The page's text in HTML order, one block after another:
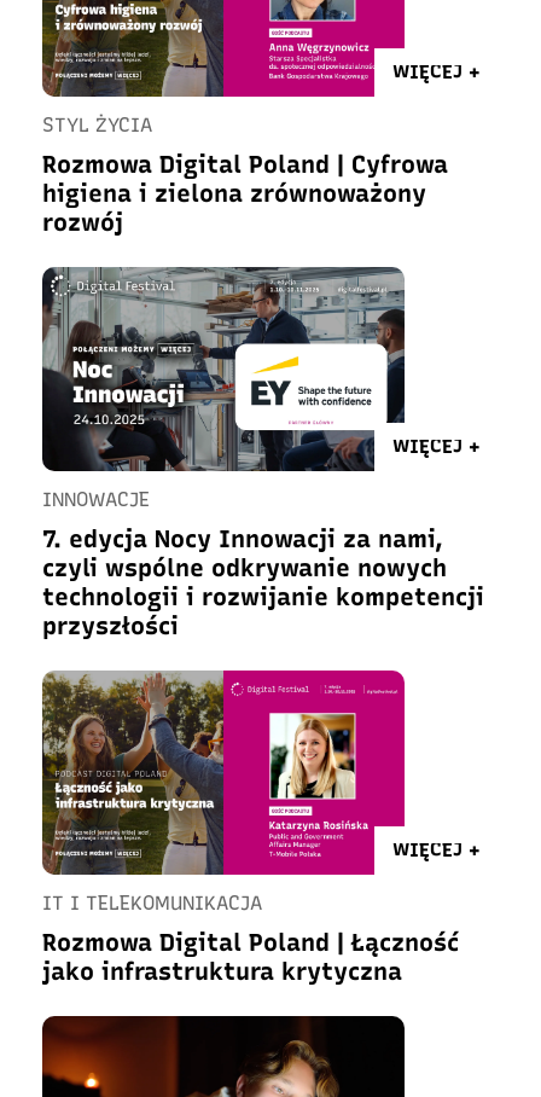
WIĘCEJ +
STYL ŻYCIA
Rozmowa Digital Poland | Cyfrowa
higiena i zielona zrównoważony
rozwój
WIĘCEJ +
INNOWACJE
7. edycja Nocy Innowacji za nami,
czyli wspólne odkrywanie nowych
technologii i rozwijanie kompetencji
przyszłości
WIĘCEJ +
IT I TELEKOMUNIKACJA
Rozmowa Digital Poland | Łączność
jako infrastruktura krytyczna